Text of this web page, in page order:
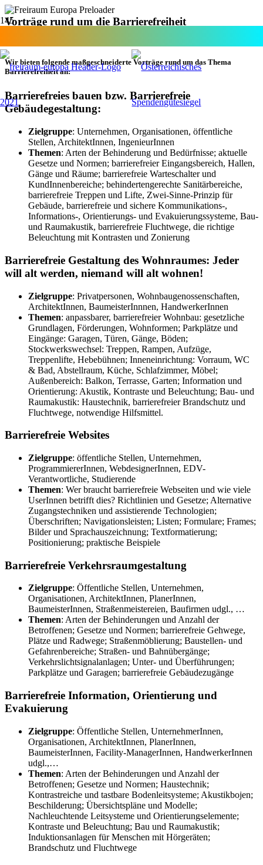
Vorträge rund um die Barrierefreiheit
Wir bieten folgende maßgeschneiderte Vorträge rund um das Thema
Barrierefreiheit an:
Barrierefreies bauen bzw. Barrierefreie
Gebäudegestaltung:
Zielgruppe: Unternehmen, Organisationen, öffentliche
Stellen, ArchitektInnen, IngenieurInnen
Themen: Arten der Behinderung und Bedürfnisse; aktuelle
Gesetze und Normen; barrierefreier Eingangsbereich, Hallen,
Gänge und Räume; barrierefreie Warteschalter und
KundInnenbereiche; behindertengerechte Sanitärbereiche,
barrierefreie Treppen und Lifte, Zwei-Sinne-Prinzip für
Gebäude, barrierefreie und sichere Kommunikations-,
Informations-, Orientierungs- und Evakuierungssysteme, Bau-
und Raumakustik, barrierefreie Fluchtwege, die richtige
Beleuchtung mit Kontrasten und Zonierung
Barrierefreie Gestaltung des Wohnraumes: Jeder
will alt werden, niemand will alt wohnen!
Zielgruppe: Privatpersonen, Wohnbaugenossenschaften,
ArchitektInnen, BaumeisterInnnen, HandwerkerInnen
Themen: anpassbarer, barrierefreier Wohnbau: gesetzliche
Grundlagen, Förderungen, Wohnformen; Parkplätze und
Eingänge: Garagen, Türen, Gänge, Böden;
Stockwerkswechsel: Treppen, Rampen, Aufzüge,
Treppenlifte, Hebebühnen; Inneneinrichtung: Vorraum, WC
& Bad, Abstellraum, Küche, Schlafzimmer, Möbel;
Außenbereich: Balkon, Terrasse, Garten; Information und
Orientierung: Akustik, Kontraste und Beleuchtung; Bau- und
Raumakustik: Haustechnik, barrierefreier Brandschutz und
Fluchtwege, notwendige Hilfsmittel.
Barrierefreie Websites
Zielgruppe: öffentliche Stellen, Unternehmen,
ProgrammiererInnen, WebdesignerInnen, EDV-
Verantwortliche, Studierende
Themen: Wer braucht barrierefreie Webseiten und wie viele
UserInnen betrifft dies? Richtlinien und Gesetze; Alternative
Zugangstechniken und assistierende Technologien;
Überschriften; Navigationsleisten; Listen; Formulare; Frames;
Bilder und Sprachauszeichnung; Textformatierung;
Positionierung; praktische Beispiele
Barrierefreie Verkehrsraumgestaltung
Zielgruppe: Öffentliche Stellen, Unternehmen,
Organisationen, ArchitektInnen, PlanerInnen,
BaumeisterInnen, Straßenmeistereien, Baufirmen udgl., …
Themen: Arten der Behinderungen und Anzahl der
Betroffenen; Gesetze und Normen; barrierefreie Gehwege,
Plätze und Radwege; Straßenmöblierung; Baustellen- und
Gefahrenbereiche; Straßen- und Bahnübergänge;
Verkehrslichtsignalanlagen; Unter- und Überführungen;
Parkplätze und Garagen; barrierefreie Gebäudezugänge
Barrierefreie Information, Orientierung und
Evakuierung
Zielgruppe: Öffentliche Stellen, UnternehmerInnen,
Organisationen, ArchitektInnen, PlanerInnen,
BaumeisterInnen, Facility-ManagerInnen, HandwerkerInnen
udgl.,…
Themen: Arten der Behinderungen und Anzahl der
Betroffenen; Gesetze und Normen; Haustechnik;
Kontrastreiche und tastbare Bodenleitsysteme; Akustikbojen;
Beschilderung; Übersichtspläne und Modelle;
Nachleuchtende Leitsysteme und Orientierungselemente;
Kontraste und Beleuchtung; Bau und Raumakustik;
Induktionsanlagen für Menschen mit Hörgeräten;
Brandschutz und Fluchtwege